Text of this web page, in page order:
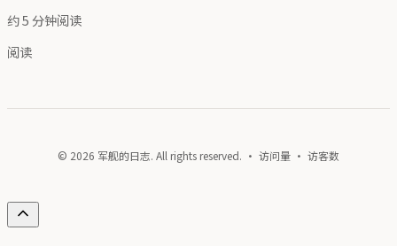
约 5 分钟阅读
阅读
© 2026 军舰的日志. All rights reserved. · 访问量 · 访客数